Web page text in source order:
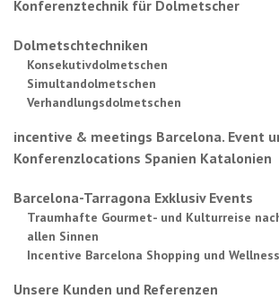
Konferenztechnik für Dolmetscher
Dolmetschtechniken
Konsekutivdolmetschen
Simultandolmetschen
Verhandlungsdolmetschen
incentive & meetings Barcelona. Event
Konferenzlocations Spanien Katalonien
Barcelona-Tarragona Exklusiv Events
Traumhafte Gourmet- und Kulturreise
allen Sinnen
Incentive Barcelona Shopping und Wellness
Unsere Kunden und Referenzen